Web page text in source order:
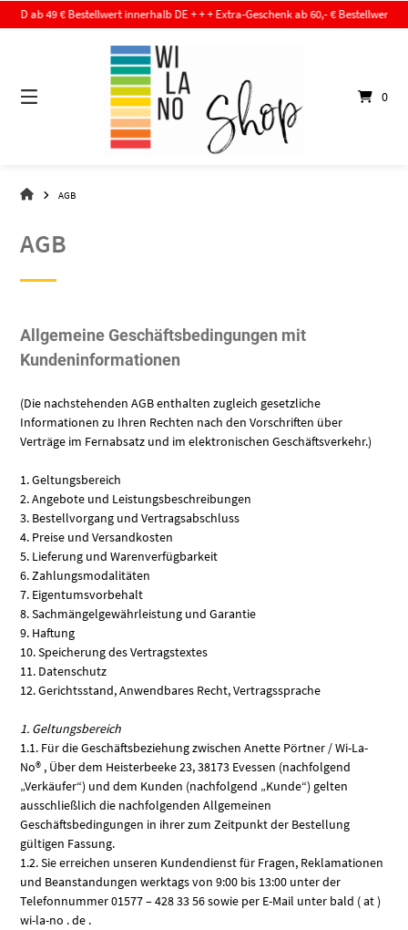
Springe
zum
49 € Bestellwert innerhalb DE + + + Extra-Geschenk ab 60,- € Bestellwert + + +
0
WI-
–
DER
AGB
AGB
Allgemeine Geschäftsbedingungen mit
Kundeninformationen
(Die nachstehenden AGB enthalten zugleich gesetzliche
Informationen zu Ihren Rechten nach den Vorschriften über
Verträge im Fernabsatz und im elektronischen Geschäftsverkehr.)
1. Geltungsbereich
2. Angebote und Leistungsbeschreibungen
3. Bestellvorgang und Vertragsabschluss
4. Preise und Versandkosten
5. Lieferung und Warenverfügbarkeit
6. Zahlungsmodalitäten
7. Eigentumsvorbehalt
8. Sachmängelgewährleistung und Garantie
9. Haftung
10. Speicherung des Vertragstextes
11. Datenschutz
12. Gerichtsstand, Anwendbares Recht, Vertragssprache
1. Geltungsbereich
1.1. Für die Geschäftsbeziehung zwischen Anette Pörtner / Wi-La-
No® , Über dem Heisterbeeke 23, 38173 Evessen (nachfolgend
„Verkäufer“) und dem Kunden (nachfolgend „Kunde“) gelten
ausschließlich die nachfolgenden Allgemeinen
Geschäftsbedingungen in ihrer zum Zeitpunkt der Bestellung
gültigen Fassung.
1.2. Sie erreichen unseren Kundendienst für Fragen, Reklamationen
und Beanstandungen werktags von 9:00 bis 13:00 unter der
Telefonnummer 01577 – 428 33 56 sowie per E-Mail unter bald ( at )
wi-la-no . de .